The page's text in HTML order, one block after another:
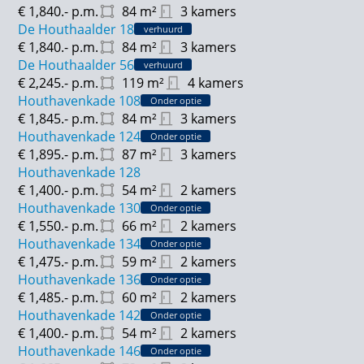
Omgeving
In de directe omgeving van Houthavenkade ontdek je
een scala aan winkels, boetiekjes en restaurants. Op
korte afstand ligt de historische stadskern van
Zaandam en het treinstation. Binnen vijf minuten
wandel je naar de levendige Dam, het bruisende hart
van Zaandam, waar het veelzijdige uitgaansleven en
de gezellige cafés en restaurants je verwelkomen.
volop mogelijkheden voor recreatie en ontspanning.
Bereikbaarheid
De Houthavenkade in Zaandam is bijzonder goed
bereikbaar. Zowel met de auto, het openbaar
vervoer, de fiets of te voet. Met de auto rijd je
gemakkelijk via de N203 en Houthavenstraat,
waardoor je snel en eenvoudig de stad in en weer uit
bent. In de garage zijn parkeerplaatsen te huur,
84 m² 3 kamers
€ 1,840.- p.m.
De Houthaalder 18
verhuurd
84 m² 3 kamers
€ 1,840.- p.m.
De Houthaalder 56
verhuurd
119 m² 4 kamers
€ 2,245.- p.m.
Houthavenkade 108
Onder optie
84 m² 3 kamers
€ 1,845.- p.m.
Houthavenkade 124
Onder optie
87 m² 3 kamers
€ 1,895.- p.m.
Houthavenkade 128
54 m² 2 kamers
€ 1,400.- p.m.
Houthavenkade 130
Onder optie
66 m² 2 kamers
€ 1,550.- p.m.
Houthavenkade 134
Onder optie
59 m² 2 kamers
€ 1,475.- p.m.
Houthavenkade 136
Onder optie
60 m² 2 kamers
€ 1,485.- p.m.
Houthavenkade 142
Onder optie
54 m² 2 kamers
€ 1,400.- p.m.
Houthavenkade 146
Onder optie